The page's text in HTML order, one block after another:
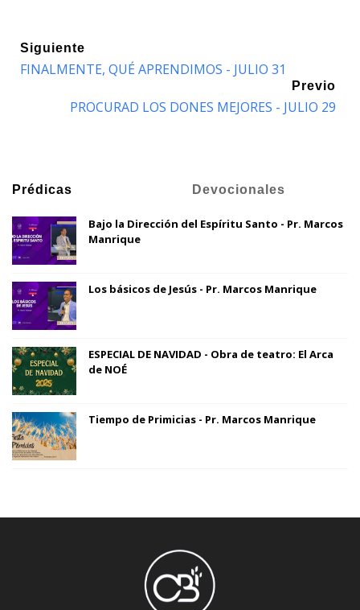
Siguiente
FINALMENTE, QUÉ APRENDIMOS - JULIO 31
Previo
PROCURAD LOS DONES MEJORES - JULIO 29
Prédicas Devocionales
Bajo la Dirección del Espíritu Santo - Pr. Marcos
Manrique
Los básicos de Jesús - Pr. Marcos Manrique
ESPECIAL DE NAVIDAD - Obra de teatro: El Arca
de NOÉ
Tiempo de Primicias - Pr. Marcos Manrique